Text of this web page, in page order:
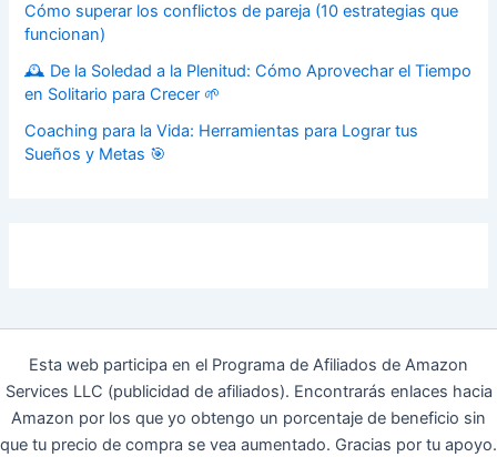
Cómo superar los conflictos de pareja (10 estrategias que
funcionan)
🕰️ De la Soledad a la Plenitud: Cómo Aprovechar el Tiempo
en Solitario para Crecer 🌱
Coaching para la Vida: Herramientas para Lograr tus
Sueños y Metas 🎯
Esta web participa en el Programa de Afiliados de Amazon
Services LLC (publicidad de afiliados). Encontrarás enlaces hacia
Amazon por los que yo obtengo un porcentaje de beneficio sin
que tu precio de compra se vea aumentado. Gracias por tu apoyo.